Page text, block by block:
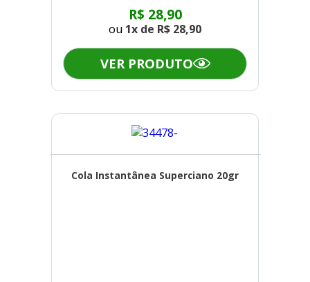
R$ 28,90
ou 1x de R$ 28,90
VER PRODUTO
Cola Instantânea Superciano 20gr